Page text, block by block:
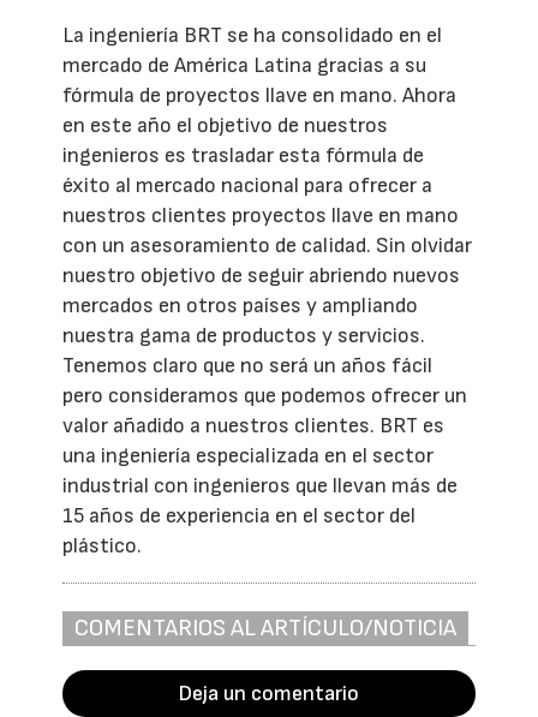
La ingeniería BRT se ha consolidado en el
mercado de América Latina gracias a su
fórmula de proyectos llave en mano. Ahora
en este año el objetivo de nuestros
ingenieros es trasladar esta fórmula de
éxito al mercado nacional para ofrecer a
nuestros clientes proyectos llave en mano
con un asesoramiento de calidad. Sin olvidar
nuestro objetivo de seguir abriendo nuevos
mercados en otros países y ampliando
nuestra gama de productos y servicios.
Tenemos claro que no será un años fácil
pero consideramos que podemos ofrecer un
valor añadido a nuestros clientes. BRT es
una ingeniería especializada en el sector
industrial con ingenieros que llevan más de
15 años de experiencia en el sector del
plástico.
COMENTARIOS AL ARTÍCULO/NOTICIA
Deja un comentario